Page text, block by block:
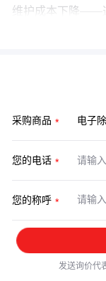
维护成本下降——
采购商品
您的电话
您的称呼
发送询价代